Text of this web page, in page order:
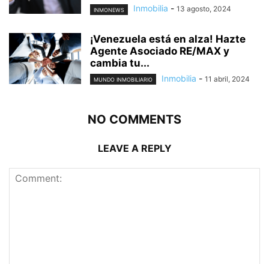
INMONEWS Inmobilia - 13 agosto, 2024
¡Venezuela está en alza! Hazte
Agente Asociado RE/MAX y
cambia tu...
MUNDO INMOBILIARIO Inmobilia - 11 abril, 2024
NO COMMENTS
LEAVE A REPLY